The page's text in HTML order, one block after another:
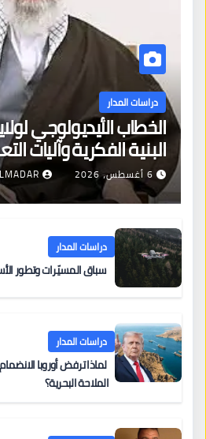
دراسات المدار
الخطاب الأيديولوجي
البنية الفكرية وآليات
6 أغسطس، 2026
دراسات المدار
سباق المسيّرات وتطور
دراسات المدار
لماذا ترفض أوروبا
الملاحة البحرية؟